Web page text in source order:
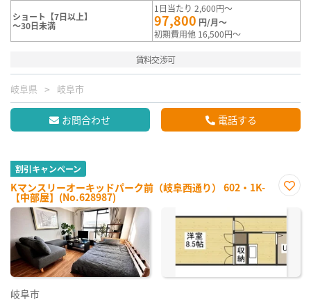
ショート【7日以上】
～30日未満
1日当たり 2,600円～
97,800 円/月～
初期費用他 16,500円～
賃料交渉可
岐阜県 岐阜市
お問合わせ 電話する
割引キャンペーン
Kマンスリーオーキッドパーク前（岐阜西通り） 602・1K-
【中部屋】(No.628987)
に入
り登
録
岐阜市